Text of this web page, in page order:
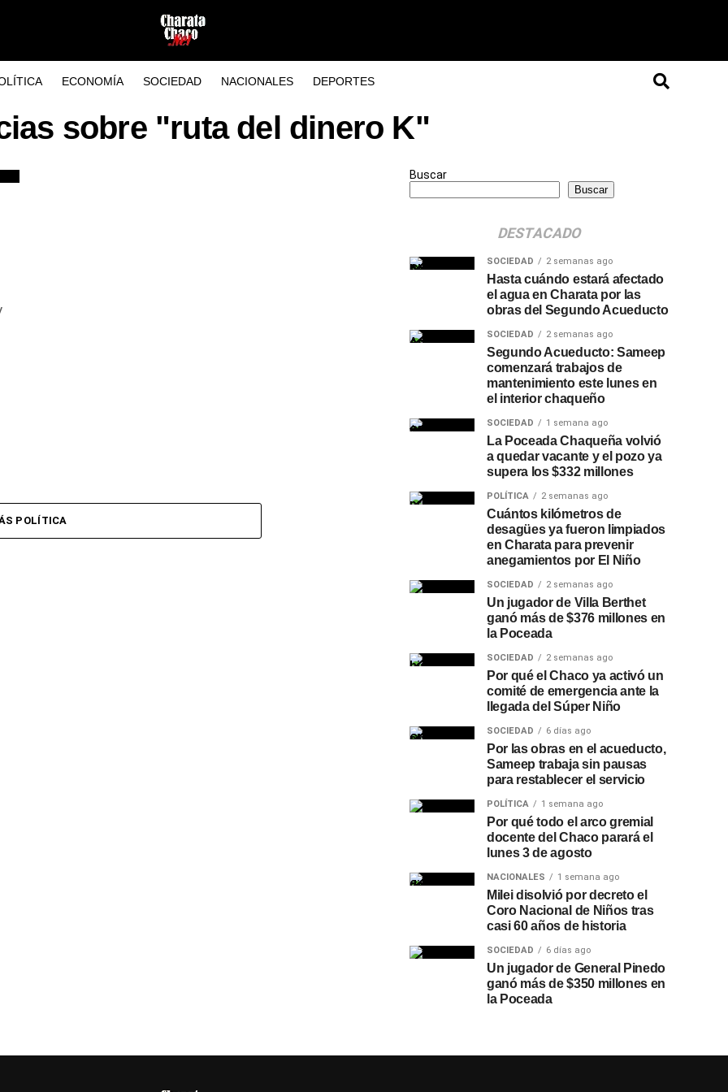
ECONOMÍA SOCIEDAD NACIONALES DEPORTES
sobre "ruta del dinero K"
POLÍTICA
Buscar
Buscar
DESTACADO
SOCIEDAD 2 semanas ago
Hasta cuándo estará afectado
el agua en Charata por las
obras del Segundo Acueducto
SOCIEDAD 2 semanas ago
Segundo Acueducto: Sameep
comenzará trabajos de
mantenimiento este lunes en
el interior chaqueño
SOCIEDAD 1 semana ago
La Poceada Chaqueña volvió
a quedar vacante y el pozo ya
supera los $332 millones
POLÍTICA 2 semanas ago
Cuántos kilómetros de
desagües ya fueron limpiados
en Charata para prevenir
anegamientos por El Niño
SOCIEDAD 2 semanas ago
Un jugador de Villa Berthet
ganó más de $376 millones en
la Poceada
SOCIEDAD 2 semanas ago
Por qué el Chaco ya activó un
comité de emergencia ante la
llegada del Súper Niño
SOCIEDAD 6 días ago
Por las obras en el acueducto,
Sameep trabaja sin pausas
para restablecer el servicio
POLÍTICA 1 semana ago
Por qué todo el arco gremial
docente del Chaco parará el
lunes 3 de agosto
NACIONALES 1 semana ago
Milei disolvió por decreto el
Coro Nacional de Niños tras
casi 60 años de historia
SOCIEDAD 6 días ago
Un jugador de General Pinedo
ganó más de $350 millones en
la Poceada